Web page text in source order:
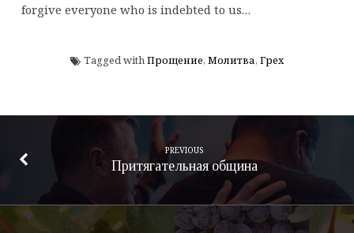
forgive everyone who is indebted to us…
Tagged withПрощение, Молитва, Грех
PREVIOUS
Притягательная община